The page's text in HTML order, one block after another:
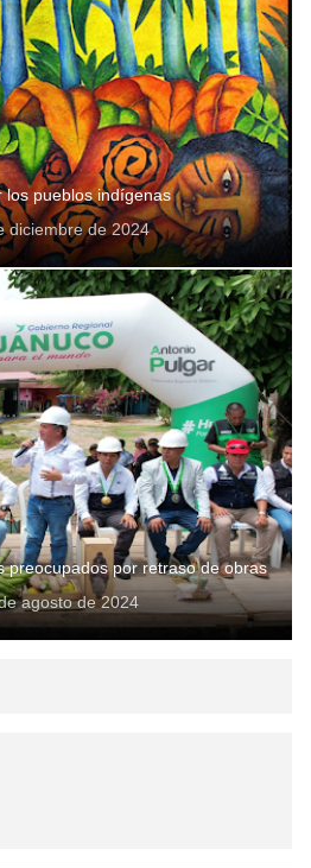
los pueblos indígenas
diciembre de 2024
preocupados por retraso de obras
agosto de 2024